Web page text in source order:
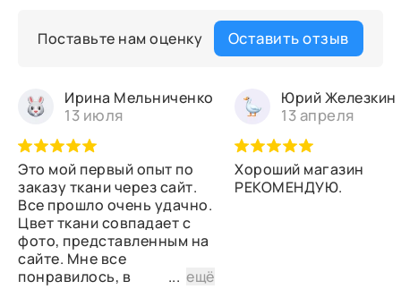
Поставьте нам оценку Оставить отзыв
Ирина Мельниченко
13 июля
Это мой первый опыт по
заказу ткани через сайт.
Все прошло очень удачно.
Цвет ткани совпадает с
фото, представленным на
сайте. Мне все
понравилось, в
...ещё
Юрий Железкин
13 апреля
Хороший магазин
РЕКОМЕНДУЮ.